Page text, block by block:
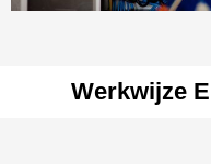
Werkwijze